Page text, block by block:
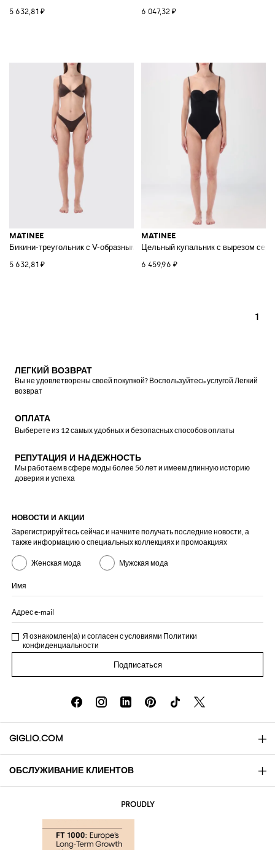
5 632,81 ₽ 6 047,32 ₽
MATINEE
Бикини-треугольник с V-образным вырезом и плавками-бразильяна
5 632,81 ₽
MATINEE
Цельный купальник с вырезом
6 459,96 ₽
1
ЛЕГКИЙ ВОЗВРАТ
Вы не удовлетворены своей покупкой? Воспользуйтесь услугой Легкий
возврат
ОПЛАТА
Выберете из 12 самых удобных и безопасных способов оплаты
РЕПУТАЦИЯ И НАДЕЖНОСТЬ
Мы работаем в сфере моды более 50 лет и имеем длинную историю
доверия и успеха
НОВОСТИ И АКЦИИ
Зарегистрируйтесь сейчас и начните получать последние новости, а
также информацию о специальных коллекциях и промоакциях
Женская мода Мужская мода
Имя
Адрес e-mail
Я ознакомлен(а) и согласен с условиями Политики
конфиденциальности
Подписаться
GIGLIO.COM
About
ОБСЛУЖИВАНИЕ КЛИЕНТОВ
PROUDLY